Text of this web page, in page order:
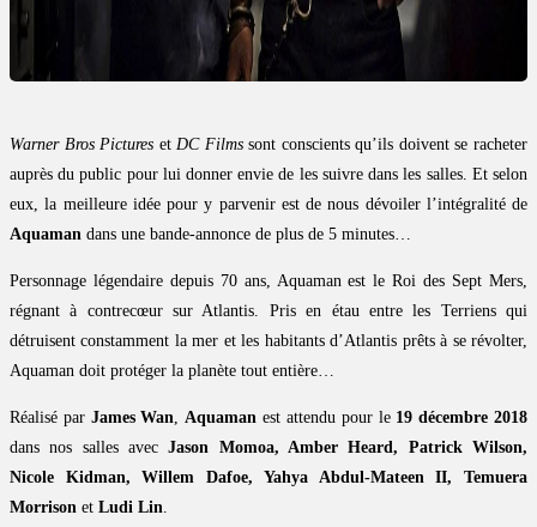
Warner Bros Pictures etDC Filmssont conscients qu’ils doivent se racheter
auprès du public pour lui donner envie de les suivre dans les salles. Et selon
eux, la meilleure idée pour y parvenir est de nous dévoiler l’intégralité de
Aquaman dans une bande-annonce de plus de 5 minutes…
Personnage légendaire depuis 70 ans, Aquaman est le Roi des Sept Mers,
régnant à contrecœur sur Atlantis. Pris en étau entre les Terriens qui
détruisent constamment la mer et les habitants d’Atlantis prêts à se révolter,
Aquaman doit protéger la planète tout entière…
Réalisé par James Wan,Aquaman est attendu pour le 19 décembre 2018
dans nos salles avecJason Momoa, Amber Heard, Patrick Wilson,
Nicole Kidman, Willem Dafoe, Yahya Abdul-Mateen II, Temuera
Morrison et Ludi Lin.